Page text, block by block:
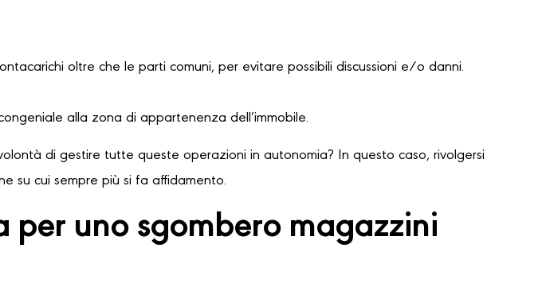
oltre che le parti comuni, per evitare possibili discussioni e/o danni.
alla zona di appartenenza dell’immobile.
di gestire tutte queste operazioni in autonomia? In questo caso, rivolgersi
su cui sempre più si fa affidamento.
per uno sgombero magazzini